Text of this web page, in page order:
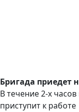
Бригада приедет
В течение 2-х
приступит к работе